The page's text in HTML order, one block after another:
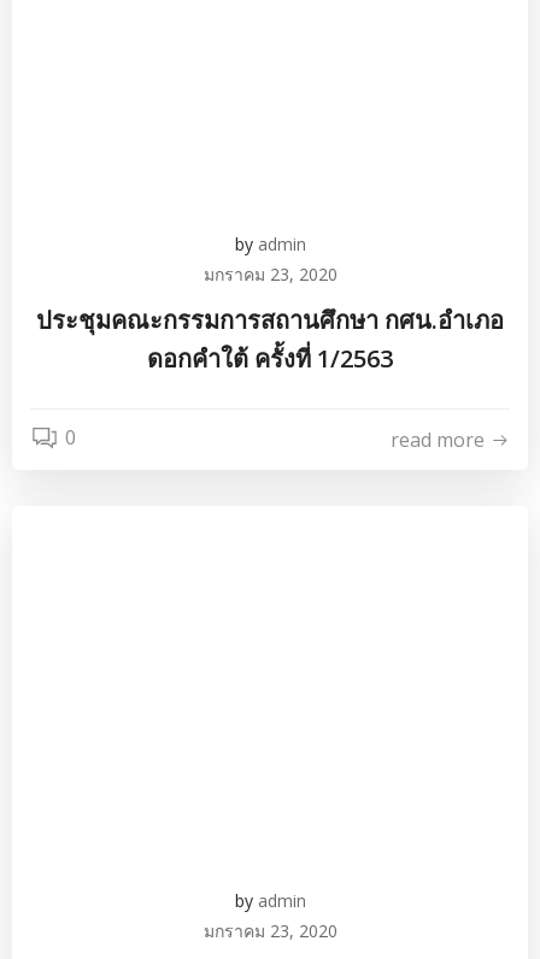
by admin
มกราคม 23, 2020
ประชุมคณะกรรมการสถานศึกษา กศน.อำเภอ
ดอกคำใต้ ครั้งที่ 1/2563
0 read more
by admin
มกราคม 23, 2020